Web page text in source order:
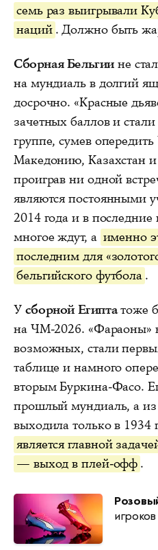
семь раз выигрывали
наций . Должно быть
Сборная Бельгии не
на мундиаль в долгий
досрочно. «Красные
зачетных баллов и
группе, сумев
Македонию, Казахстан
проиграв ни одной
являются постоянными
2014 года и в
многое ждут, а именно
последним для
бельгийского футбола .
У сборной Египтатоже
на ЧМ-2026. «Фараоны»
возможных, стали
таблице и намного
вторым Буркина-Фасо.
прошлый мундиаль, а
выходила только в 1934
является главной
— выход в плей-офф .
игроков